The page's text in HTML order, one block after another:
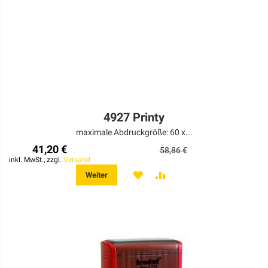
4927 Printy
maximale Abdruckgröße: 60 x...
41,20 €
inkl. MwSt., zzgl. Versand
58,86 €
Weiter MERKEN